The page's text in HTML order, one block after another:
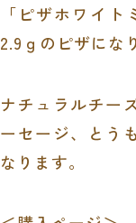
「ピザホワイ
2.9 ｇのピザにな
ナチュラルチー
ーセージ、とう
なります。